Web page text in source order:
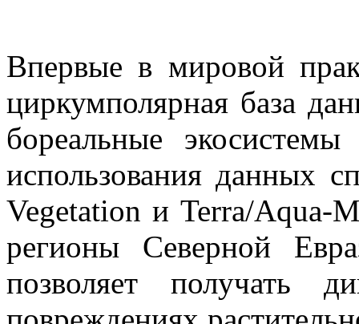
Впервые в мировой
циркумполярная база
бореальные
использования данных
Vegetation и Terra/Aqua-
регионы Северной
позволяет получать